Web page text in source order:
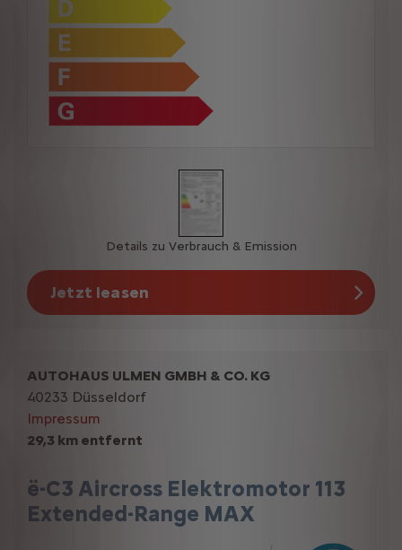
Details zu Verbrauch & Emission
Jetzt leasen
29,3 km entfernt
ë-C3 Aircross Elektromotor 113
Extended-Range MAX
AUTOHAUS ULMEN GMBH & CO. KG
40233 Düsseldorf
Impressum